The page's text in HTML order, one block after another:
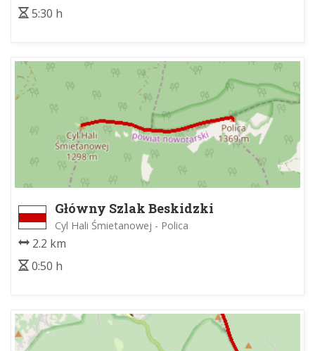
5:30 h
Główny Szlak Beskidzki
Cyl Hali Śmietanowej - Polica
2.2 km
0:50 h